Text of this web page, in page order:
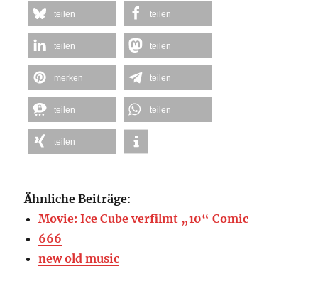
teilen teilen
teilen teilen
merken teilen
teilen teilen
teilen
Ähnliche Beiträge:
Movie: Ice Cube verfilmt „10“ Comic
666
new old music